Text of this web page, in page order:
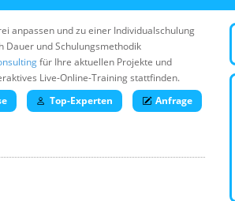
anpassen und zu einer Individualschulung
Dauer und Schulungsmethodik
für Ihre aktuellen Projekte und
Live-Online-Training stattfinden.
Top-Experten Anfrage